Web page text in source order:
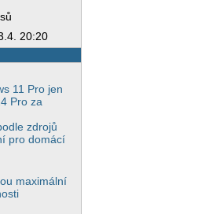
20:20
11 Pro jen
Pro za
zdrojů
pro domácí
maximální